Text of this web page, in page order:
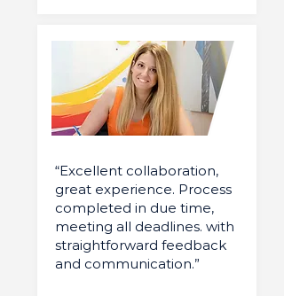
“Excellent collaboration,
great experience. Process
completed in due time,
meeting all deadlines. with
straightforward feedback
and communication.”